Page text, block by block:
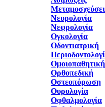
Νευρολογία
Νεφρολογία
Ογκολογία
Οδοντιατρική
Ομοιοπαθητική
Ορθοπεδική
Οστεοπόρωση
Ουρολογία
Οφθαλμολογία